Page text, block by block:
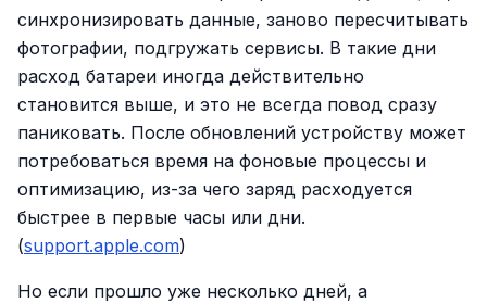
синхронизировать данные, заново пересчитывать
фотографии, подгружать сервисы. В такие дни
расход батареи иногда действительно
становится выше, и это не всегда повод сразу
паниковать. После обновлений устройству может
потребоваться время на фоновые процессы и
оптимизацию, из-за чего заряд расходуется
быстрее в первые часы или дни.
(support.apple.com)
Но если прошло уже несколько дней, а